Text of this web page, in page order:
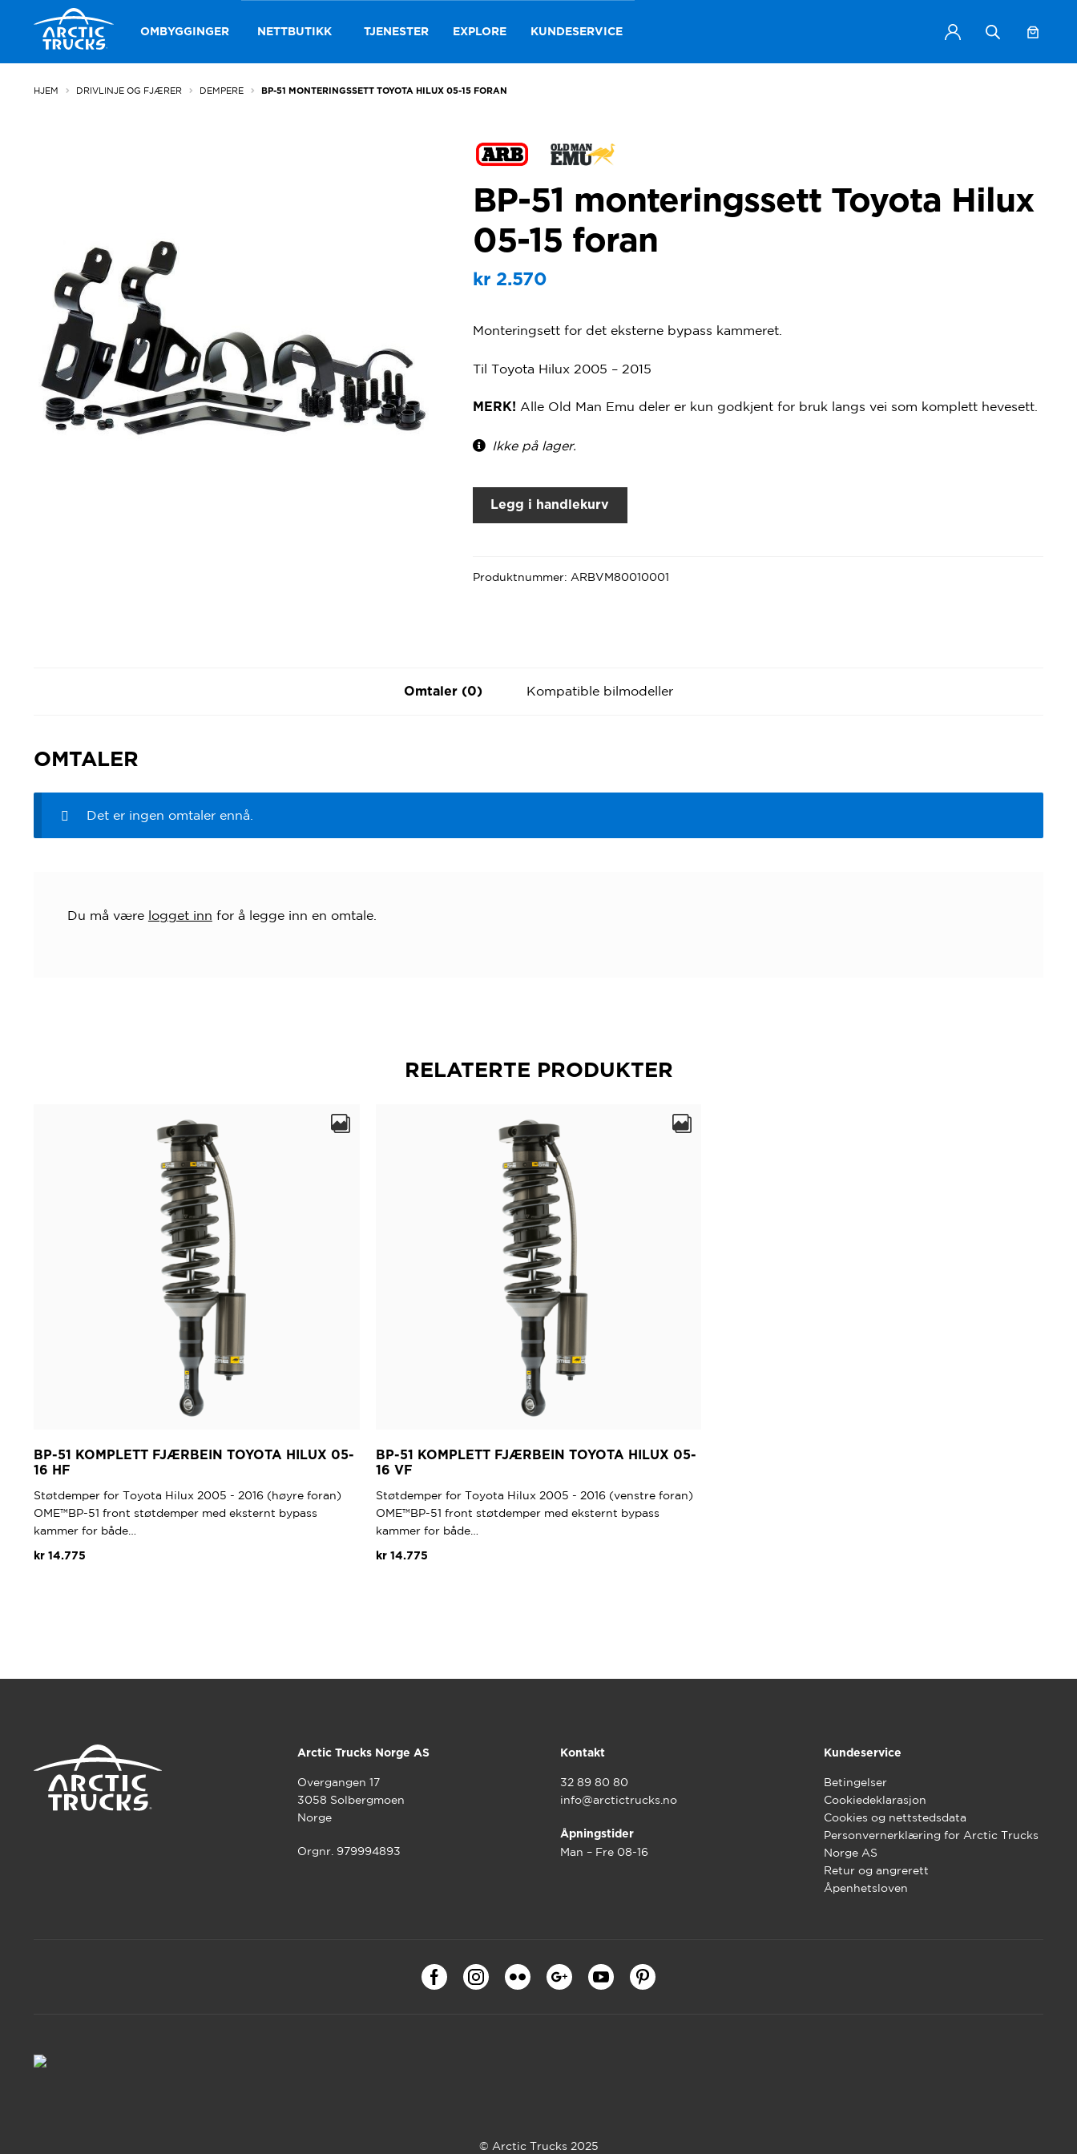
Hopp
til
navigasjon
Hopp
til
innhold
OMBYGGINGER NETTBUTIKK TJENESTER EXPLORE KUNDESERVICE
HJEM DRIVLINJE OG FJÆRER DEMPERE BP-51 MONTERINGSSETT TOYOTA HILUX 05-15 FORAN
BP-51 monteringssett Toyota Hilux
05-15 foran
kr2.570
Monteringsett for det eksterne bypass kammeret.
Til Toyota Hilux 2005 – 2015
MERK! Alle Old Man Emu deler er kun godkjent for bruk langs vei som komplett hevesett.
Ikke på lager.
Legg i handlekurv
Produktnummer: ARBVM80010001
Omtaler (0) Kompatible bilmodeller
OMTALER
Det er ingen omtaler ennå.
Du må være logget inn for å legge inn en omtale.
RELATERTE PRODUKTER
BP-51 KOMPLETT FJÆRBEIN TOYOTA HILUX 05-
16 HF
Støtdemper for Toyota Hilux 2005 - 2016 (høyre foran)
OME™BP-51 front støtdemper med eksternt bypass
kammer for både…
kr 14.775
BP-51 KOMPLETT FJÆRBEIN TOYOTA HILUX 05-
16 VF
Støtdemper for Toyota Hilux 2005 - 2016 (venstre foran)
OME™BP-51 front støtdemper med eksternt bypass
kammer for både…
kr14.775
Arctic Trucks Norge AS
Overgangen 17
3058 Solbergmoen
Norge
Orgnr. 979994893
Kontakt
32 89 80 80
info@arctictrucks.no
Åpningstider
Man – Fre 08-16
Kundeservice
Betingelser
Cookiedeklarasjon
Cookies og nettstedsdata
Personvernerklæring for Arctic Trucks
Norge AS
Retur og angrerett
Åpenhetsloven
© Arctic Trucks 2025